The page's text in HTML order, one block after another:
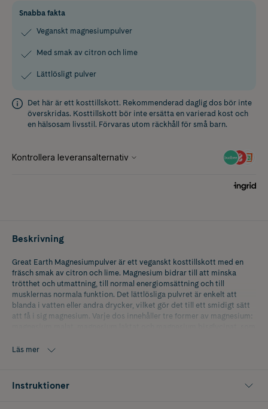
Snabba fakta
Veganskt magnesiumpulver
Med smak av citron och lime
Lättlösligt pulver
Det här är ett kosttillskott. Rekommenderad daglig dos bör inte
överskridas. Kosttillskott bör inte ersätta en varierad kost och
en hälsosam livsstil. Förvaras utom räckhåll för små barn.
Beskrivning
Great Earth Magnesiumpulver är ett veganskt kosttillskott med en
fräsch smak av citron och lime. Magnesium bidrar till att minska
trötthet och utmattning, till normal energiomsättning och till
musklernas normala funktion. Det lättlösliga pulvret är enkelt att
blanda i vatten eller andra drycker, vilket gör det till ett smidigt sätt
att få i sig magnesium. Varje dos innehåller tre former av magnesium:
Läs mer
Instruktioner